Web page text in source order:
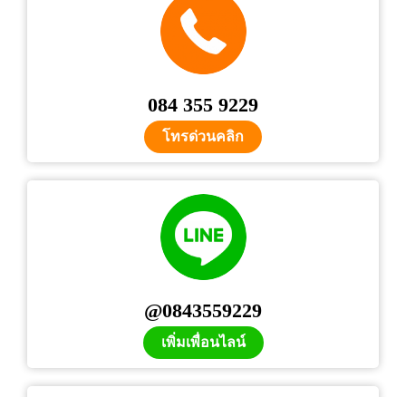
084 355 9229
โทรด่วนคลิก
@0843559229
เพิ่มเพื่อนไลน์